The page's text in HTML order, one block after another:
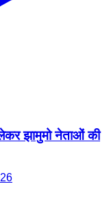
झामुमो नेताओं की